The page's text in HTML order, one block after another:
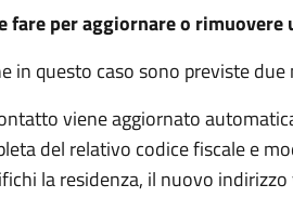
fare per aggiornare o rimuovere
in questo caso sono previste
viene aggiornato
del relativo codice fiscale e
la residenza, il nuovo